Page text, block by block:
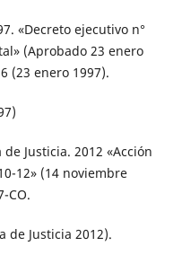
«Decreto ejecutivo n°
(Aprobado 23 enero
(23 enero 1997).
Justicia. 2012 «Acción
12» (14 noviembre
CO.
de Justicia 2012).